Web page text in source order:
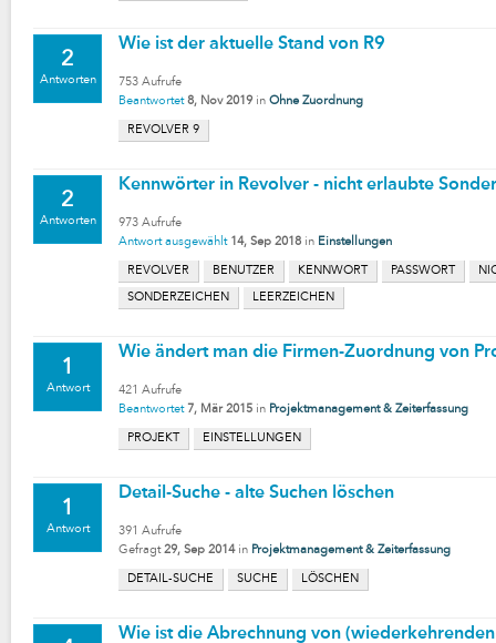
2
Antworten
Wie ist der aktuelle Stand von R9
753 Aufrufe
Beantwortet 8, Nov 2019 in Ohne Zuordnung
REVOLVER 9
2
Antworten
Kennwörter in Revolver - nicht erlaubte
973 Aufrufe
Antwort ausgewählt 14, Sep 2018 in Einstellungen
REVOLVER BENUTZER KENNWORT PASSWORT
SONDERZEICHEN LEERZEICHEN
1
Antwort
Wie ändert man die Firmen-Zuordnung von
421 Aufrufe
Beantwortet 7, Mär 2015 in Projektmanagement & Zeiterfassung
PROJEKT EINSTELLUNGEN
1
Antwort
Detail-Suche - alte Suchen löschen
391 Aufrufe
Gefragt 29, Sep 2014 in Projektmanagement & Zeiterfassung
DETAIL-SUCHE SUCHE LÖSCHEN
Wie ist die Abrechnung von